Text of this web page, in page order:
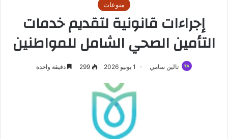
منوعات
إجراءات قانونية لتقديم خدمات
التأمين الصحي الشامل للمواطنين
تالين سامي 1 يونيو 2026 299 دقيقة واحدة